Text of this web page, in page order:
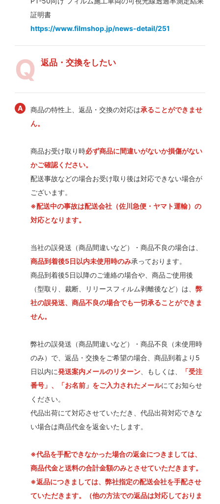
証明書
https://www.filmshop.jp/news-detail/251
返品・交換をしたい
商品の特性上、返品・交換の対応は承ることができませ
ん。
商品お受け取り時必ず商品に間違いがないか損傷がない
かご確認ください。
配送事故などの場合お受け取り後は対応できない場合が
ございます。
※配送中の事故は配送会社（佐川急便・ヤマト運輸）の
対応となります。
当社の誤発送（商品間違いなど）・商品不良の場合は、
商品到着後5日以内未使用時のみ承っております。
商品到着後5日以降のご連絡の場合や、商品ご使用後
（型取り、裁断、リリースフィルム剥離後など）は、 弊
社の誤発送、商品不良の場合でも一切承ることができま
せん。
弊社の誤発送（商品間違いなど）・商品不良（未使用時
のみ）で、返品・交換をご希望の場合、商品到着より5
日以内に発送案内メールのリターン 、もしくは、
「受注
番号」、「お名前」をご入力されたメールにてお知らせ
ください。
代品出荷にて対応させていただき、代品出荷対応できな
い場合は商品代金を返金いたします。
※代品を手配できなかった場合の返金につきましては、
商品代金と送料の合計金額のみとさせていただきます。
※返品につきましては、弊社指定の配送会社を手配させ
ていただきます。（他の方法での返品は対応しておりま